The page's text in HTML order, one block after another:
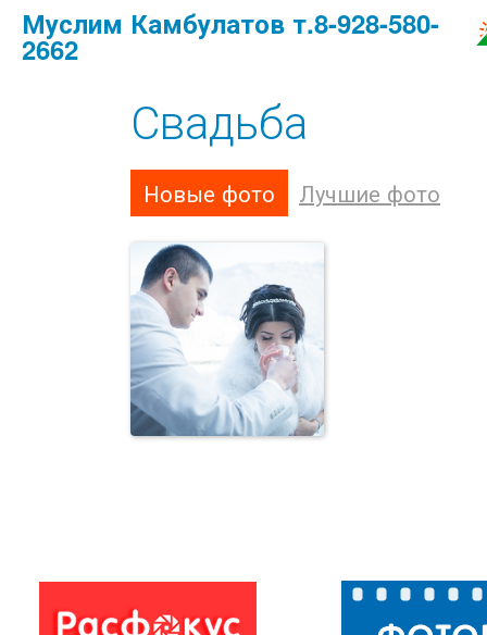
Муслим Камбулатов т.8-928-580-
2662
Свадьба
Новые фото Лучшие фото
Невеста